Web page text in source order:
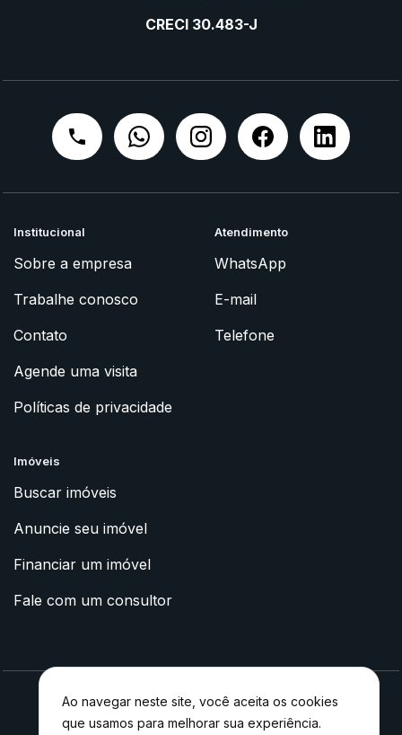
CRECI 30.483-J
Institucional
Sobre a empresa
Trabalhe conosco
Contato
Agende uma visita
Políticas de privacidade
Atendimento
WhatsApp
E-mail
Telefone
Imóveis
Buscar imóveis
Anuncie seu imóvel
Financiar um imóvel
Fale com um consultor
2023 © Apoyo Imóveis
Ao navegar neste site, você aceita os cookies
que usamos para melhorar sua experiência.